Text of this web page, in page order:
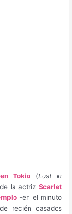
Tokio (Lost in
la actriz Scarlet
-en el minuto
recién casados